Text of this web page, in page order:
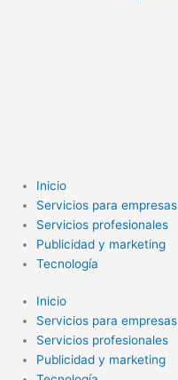
Inicio
Servicios para empresas
Servicios profesionales
Publicidad y marketing
Tecnología
Inicio
Servicios para empresas
Servicios profesionales
Publicidad y marketing